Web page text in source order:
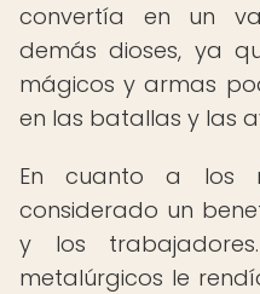
convertía en un
demás dioses, ya
mágicos y armas
en las batallas y las
En cuanto a los
considerado un
y los
metalúrgicos le